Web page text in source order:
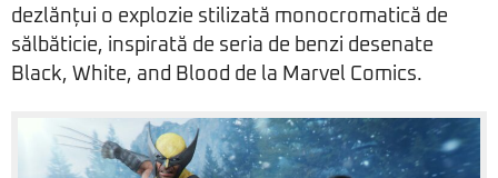
dezlănțui o explozie stilizată monocromatică de
sălbăticie, inspirată de seria de benzi desenate
Black, White, and Blood de la Marvel Comics.